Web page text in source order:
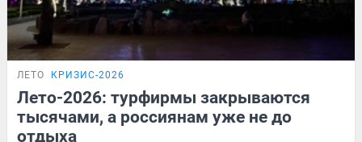
ЛЕТО КРИЗИС-2026
Лето-2026: турфирмы закрываются
тысячами, а россиянам уже не до
отдыха